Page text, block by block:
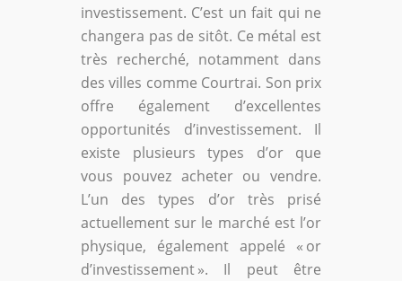
investissement. C’est un fait qui ne
changera pas de sitôt. Ce métal est
très recherché, notamment dans
des villes comme Courtrai. Son prix
offre également d’excellentes
opportunités d’investissement. Il
existe plusieurs types d’or que
vous pouvez acheter ou vendre.
L’un des types d’or très prisé
actuellement sur le marché est l’or
physique, également appelé « or
d’investissement ». Il peut être